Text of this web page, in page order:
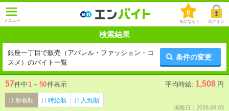
メニュー
0
気になる！ ログイン
検索結果
銀座一丁目で販売（アパレル・ファッション・コ
スメ）のバイト一覧
条件の変更
57件中1 ～ 50件表示 平均時給: 1,508 円
新着順 時給順 人気順
掲載日：2026.08.03